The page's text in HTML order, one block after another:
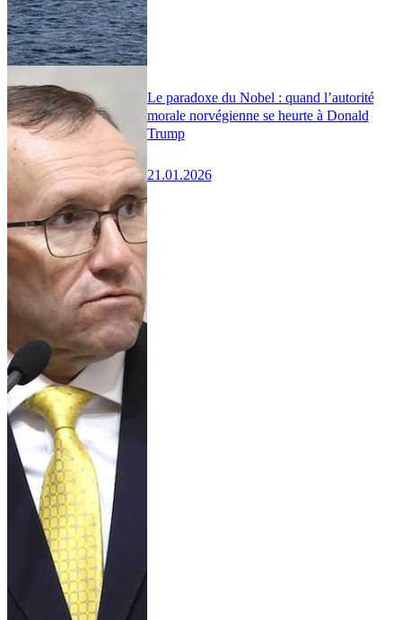
Le paradoxe du Nobel : quand l’autorité
morale norvégienne se heurte à Donald
Trump
21.01.2026